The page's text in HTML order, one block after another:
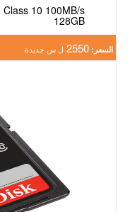
10 100MB/s
128GB
السعر: 2550 ل س جديدة